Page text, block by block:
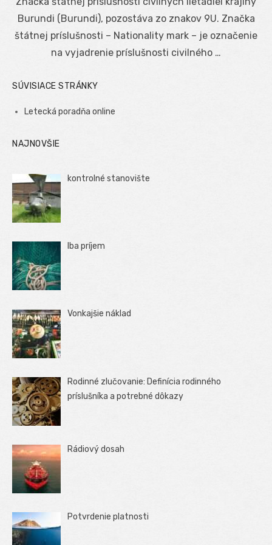
Burundi (Burundi), pozostáva zo znakov 9U. Značka
štátnej príslušnosti – Nationality mark – je označenie
na vyjadrenie príslušnosti civilného …
SÚVISIACE STRÁNKY
Letecká poradňa online
NAJNOVŠIE
kontrolné stanovište
Iba príjem
Vonkajšie náklad
Rodinné zlučovanie: Definícia rodinného
príslušníka a potrebné dôkazy
Rádiový dosah
Potvrdenie platnosti